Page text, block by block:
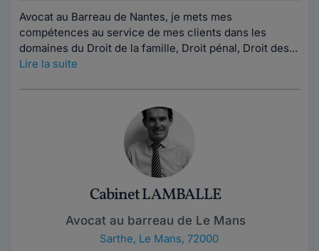
Avocat au Barreau de Nantes, je mets mes
compétences au service de mes clients dans les
domaines du Droit de la famille, Droit pénal, Droit des...
Lire la suite
Cabinet LAMBALLE
Avocat au barreau de Le Mans
Sarthe, Le Mans, 72000